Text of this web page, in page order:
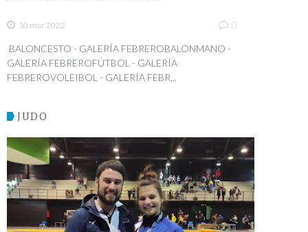
10 mar 2022 0
BALONCESTO - GALERÍA FEBREROBALONMANO -
GALERÍA FEBREROFÚTBOL - GALERÍA
FEBREROVOLEIBOL - GALERÍA FEBR...
JUDO